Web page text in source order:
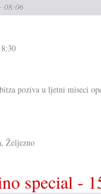
08:06
poziva u ljetni miseci
Željezno
special -